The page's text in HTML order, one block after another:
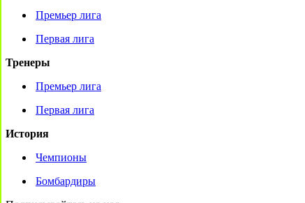
Премьер лига
Первая лига
Тренеры
Премьер лига
Первая лига
История
Чемпионы
Бомбардиры